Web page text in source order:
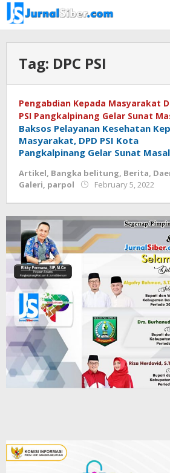
Skip
to
content
Tag: DPC PSI
Pengabdian Kepada Masyarakat
PSI Pangkalpinang Gelar Sunat
Baksos Pelayanan Kesehatan
Masyarakat, DPD PSI Kota
Pangkalpinang Gelar Sunat Masal
Artikel, Bangka belitung, Berita,
Galeri, parpol February 5, 2022